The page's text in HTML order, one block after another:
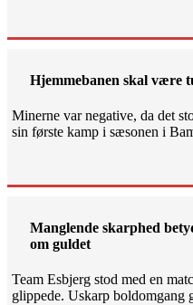
Hjemmebanen skal være
Minerne var negative, da det
sin første kamp i sæsonen i
Manglende skarphed
om guldet
Team Esbjerg stod med en
glippede. Uskarp boldomgang